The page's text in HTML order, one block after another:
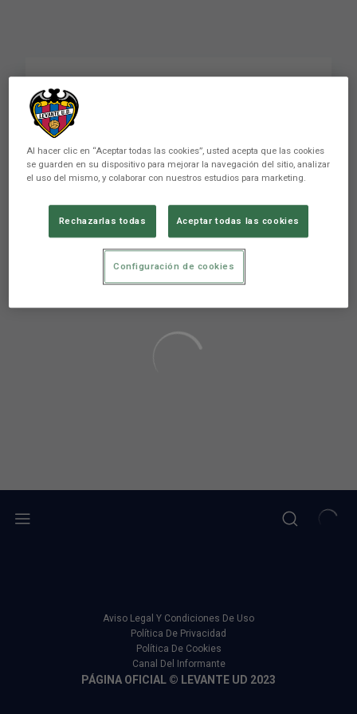
27 de enero de 2024
Aún no hay reacciones. ¡Sé el primero!
Aviso Legal Y Condiciones De Uso
Política De Privacidad
Política De Cookies
Canal Del Informante
PÁGINA OFICIAL © LEVANTE UD 2023
Al hacer clic en “Aceptar todas las cookies”, usted acepta que las cookies
se guarden en su dispositivo para mejorar la navegación del sitio, analizar
el uso del mismo, y colaborar con nuestros estudios para marketing.
Rechazarlas todas Aceptar todas las cookies
Configuración de cookies